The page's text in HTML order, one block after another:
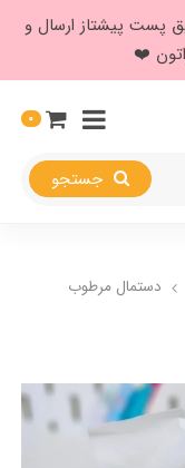
ثبت، از طریق پست پیشتاز ارسال و
❤️
0
دستمال مرطوب